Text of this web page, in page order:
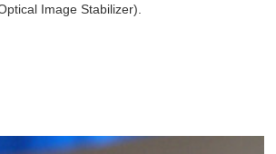
Image Stabilizer).